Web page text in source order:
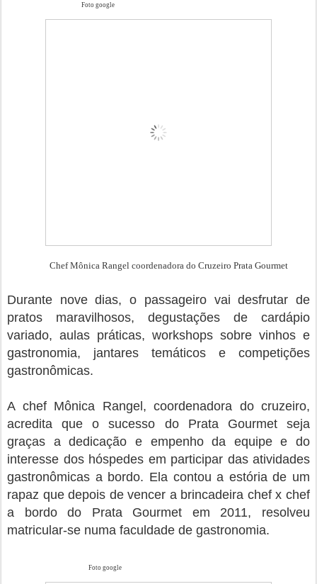
Foto google
Chef Mônica Rangel coordenadora do Cruzeiro Prata Gourmet
Durante nove dias, o passageiro vai desfrutar de
pratos maravilhosos, degustações de cardápio
variado, aulas práticas, workshops sobre vinhos e
gastronomia, jantares temáticos e competições
gastronômicas.
A chef Mônica Rangel, coordenadora do cruzeiro,
acredita que o sucesso do Prata Gourmet seja
graças a dedicação e empenho da equipe e do
interesse dos hóspedes em participar das atividades
gastronômicas a bordo. Ela contou a estória de um
rapaz que depois de vencer a brincadeira chef x chef
a bordo do Prata Gourmet em 2011, resolveu
matricular-se numa faculdade de gastronomia.
Foto google